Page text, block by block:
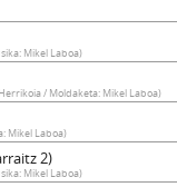
Mikel Laboa)
/ Moldaketa: Mikel Laboa)
Mikel Laboa)
2)
Mikel Laboa)